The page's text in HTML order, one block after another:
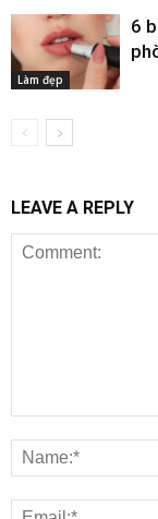
Làm đẹp
6
LEAVE A REPLY